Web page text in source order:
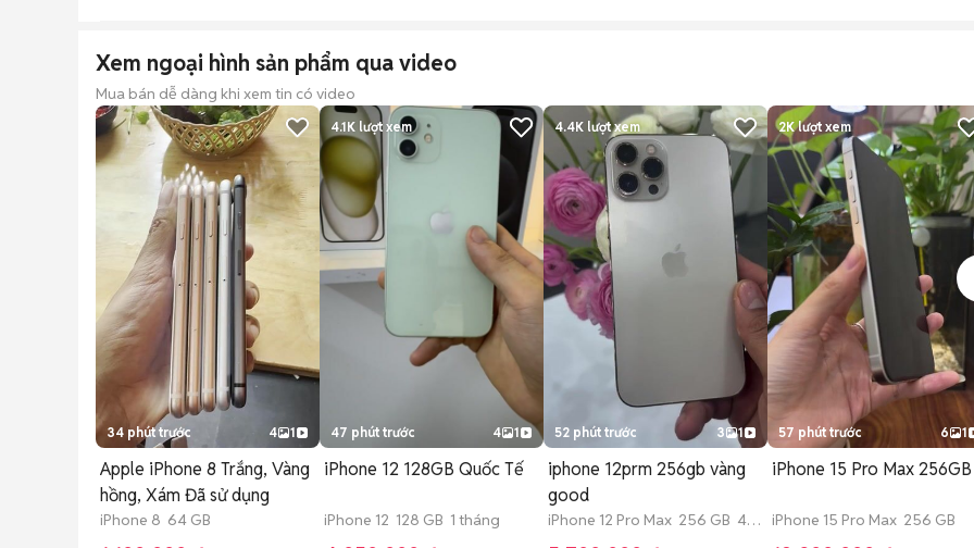
Xem ngoại hình sản phẩm qua video
Mua bán dễ dàng khi xem tin có video
34 phút trước 4 1
Apple iPhone 8 Trắng, Vàng
hồng, Xám Đã sử dụng
iPhone 8 64 GB
4.1K lượt xem
47 phút trước 4 1
iPhone 12 128GB Quốc Tế
iPhone 12 128 GB 1 tháng
4.4K lượt xem
52 phút trước 3 1
iphone 12prm 256gb vàng
good
iPhone 12 Pro Max 256 GB 4-6
tháng
2Klượt xem
57 phút trước 6 1
iPhone 15 Pro Max 256GB
iPhone 15 Pro Max 256 GB